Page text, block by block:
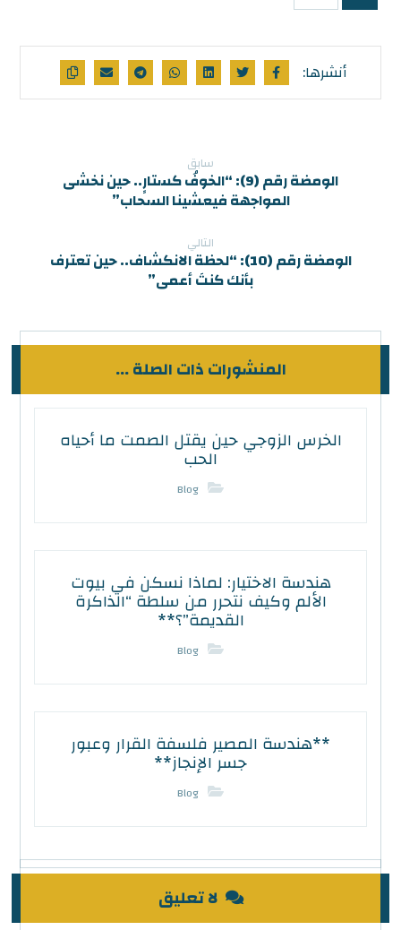
سابق
الومضة رقم (9): “الخوفُ كستارٍ.. حين نخشى
المواجهة فيعشينا السحاب”
التالي
الومضة رقم (10): “لحظة الانكشاف.. حين تعترف
بأنك كنتَ أعمى”
المنشورات ذات الصلة ...
الخرس الزوجي حين يقتل الصمت ما أحياه
الحب
Blog
هندسة الاختيار: لماذا نسكن في بيوت
الألم وكيف نتحرر من سلطة “الذاكرة
القديمة”؟**
Blog
**هندسة المصير فلسفة القرار وعبور
جسر الإنجاز**
Blog
لا تعليق